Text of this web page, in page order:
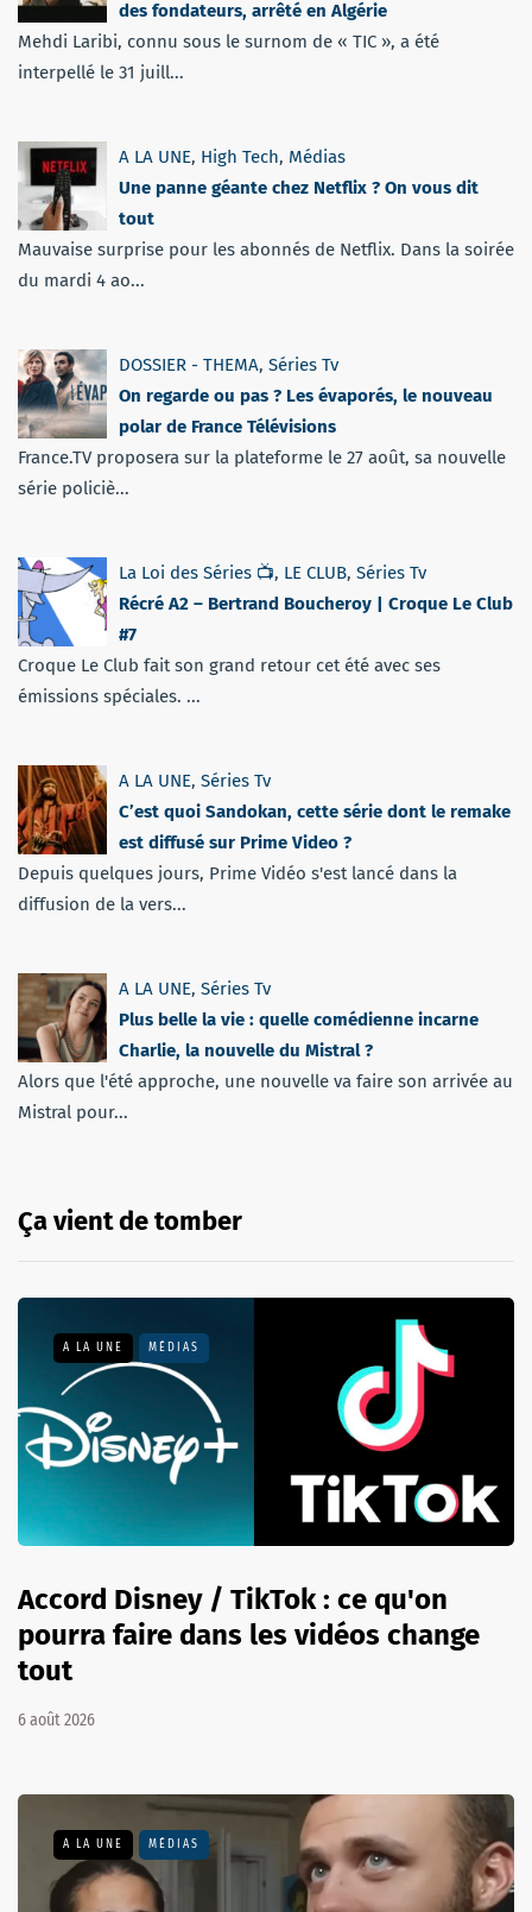
des fondateurs, arrêté en Algérie
Mehdi Laribi, connu sous le surnom de « TIC », a été
interpellé le 31 juill...
A LA UNE, High Tech, Médias
Une panne géante chez Netflix ? On vous dit
tout
Mauvaise surprise pour les abonnés de Netflix. Dans la soirée
du mardi 4 ao...
DOSSIER - THEMA, Séries Tv
On regarde ou pas ? Les évaporés, le nouveau
polar de France Télévisions
France.TV proposera sur la plateforme le 27 août, sa nouvelle
série policiè...
La Loi des Séries 📺, LE CLUB, Séries Tv
Récré A2 – Bertrand Boucheroy | Croque Le Club
#7
Croque Le Club fait son grand retour cet été avec ses
émissions spéciales. ...
A LA UNE, Séries Tv
C’est quoi Sandokan, cette série dont le remake
est diffusé sur Prime Video ?
Depuis quelques jours, Prime Vidéo s'est lancé dans la
diffusion de la vers...
A LA UNE, Séries Tv
Plus belle la vie : quelle comédienne incarne
Charlie, la nouvelle du Mistral ?
Alors que l'été approche, une nouvelle va faire son arrivée au
Mistral pour...
Ça vient de tomber
A LA UNE MÉDIAS
Accord Disney / TikTok : ce qu'on
pourra faire dans les vidéos change
tout
6 août 2026
A LA UNE MÉDIAS